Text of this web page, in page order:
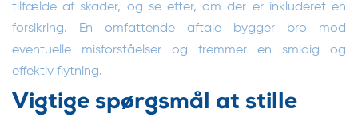
tilfælde af skader, og se efter, om der er inkluderet en
forsikring. En omfattende aftale bygger bro mod
eventuelle misforståelser og fremmer en smidig og
effektiv flytning.
Vigtige spørgsmål at stille